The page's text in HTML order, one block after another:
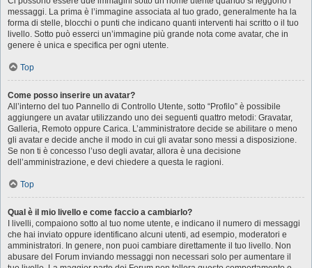
messaggi. La prima è l’immagine associata al tuo grado, generalmente ha la
forma di stelle, blocchi o punti che indicano quanti interventi hai scritto o il tuo
livello. Sotto può esserci un’immagine più grande nota come avatar, che in
genere è unica e specifica per ogni utente.
Top
Come posso inserire un avatar?
All’interno del tuo Pannello di Controllo Utente, sotto “Profilo” è possibile
aggiungere un avatar utilizzando uno dei seguenti quattro metodi: Gravatar,
Galleria, Remoto oppure Carica. L’amministratore decide se abilitare o meno
gli avatar e decide anche il modo in cui gli avatar sono messi a disposizione.
Se non ti è concesso l’uso degli avatar, allora è una decisione
dell’amministrazione, e devi chiedere a questa le ragioni.
Top
Qual è il mio livello e come faccio a cambiarlo?
I livelli, compaiono sotto al tuo nome utente, e indicano il numero di messaggi
che hai inviato oppure identificano alcuni utenti, ad esempio, moderatori e
amministratori. In genere, non puoi cambiare direttamente il tuo livello. Non
abusare del Forum inviando messaggi non necessari solo per aumentare il